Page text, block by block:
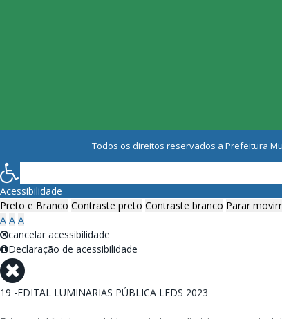
Todos os direitos reservados a Prefeitura
Acessibilidade
Preto e Branco Contraste preto Contraste branco Parar
A A A
cancelar acessibilidade
Declaração de acessibilidade
19 -EDITAL LUMINARIAS PÚBLICA LEDS 2023